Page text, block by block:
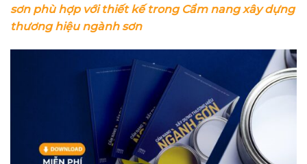
sơn phù hợp với thiết kế trong Cẩm nang xây dựng
thương hiệu ngành sơn